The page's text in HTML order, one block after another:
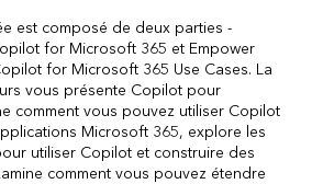
est composé de deux parties -
for Microsoft 365 et Empower
for Microsoft 365 Use Cases. La
vous présente Copilot pour
comment vous pouvez utiliser Copilot
Microsoft 365, explore les
utiliser Copilot et construire des
comment vous pouvez étendre